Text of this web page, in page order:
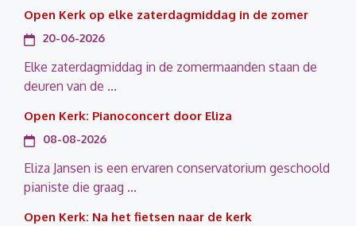
Open Kerk op elke zaterdagmiddag in de zomer
20-06-2026
Elke zaterdagmiddag in de zomermaanden staan de
deuren van de ...
Open Kerk: Pianoconcert door Eliza
08-08-2026
Eliza Jansen is een ervaren conservatorium geschoold
pianiste die graag ...
Open Kerk: Na het fietsen naar de kerk